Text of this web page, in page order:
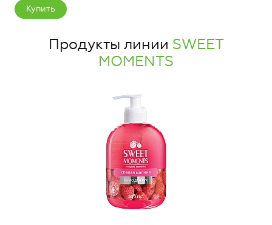
Купить
Продукты линии SWEET
MOMENTS